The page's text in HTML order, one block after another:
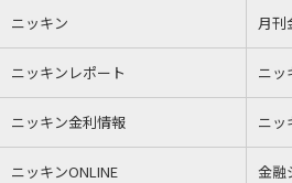
ニッキン 月刊
ニッキンレポート ニッ
ニッキン金利情報 ニッ
ニッキンONLINE 金融